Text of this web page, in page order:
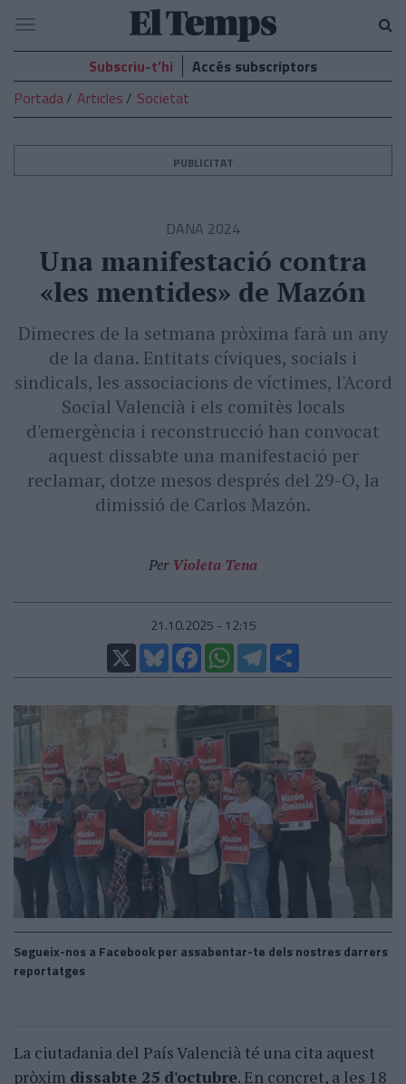
El
Temps
Navegació
Subscriu-t’hi
Accés subscriptors
Portada
Articles Societat
PUBLICITAT
DANA 2024
Una manifestació contra
«les mentides» de Mazón
Dimecres de la setmana pròxima farà un any
de la dana. Entitats cíviques, socials i
sindicals, les associacions de víctimes, l'Acord
Social Valencià i els comitès locals
d'emergència i reconstrucció han convocat
aquest dissabte una manifestació per
reclamar, dotze mesos després del 29-O, la
dimissió de Carlos Mazón.
Per Violeta Tena
21.10.2025 - 12:15
X
BlueskyFacebookWhatsAppTelegram
Segueix-nos a Facebook per assabentar-te dels nostres darrers
reportatges
La ciutadania del País Valencià té una cita aquest
pròxim dissabte 25 d'octubre. En concret, a les 18